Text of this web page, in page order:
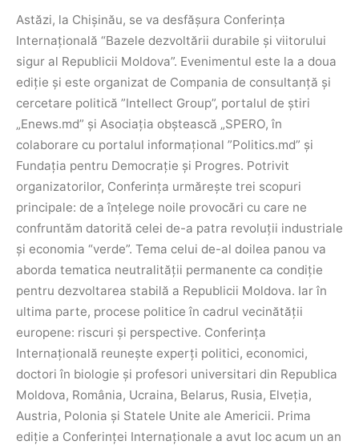
Astăzi, la Chișinău, se va desfășura Conferința
Internațională “Bazele dezvoltării durabile și viitorului
sigur al Republicii Moldova”. Evenimentul este la a doua
ediție și este organizat de Compania de consultanță și
cercetare politică ”Intellect Group”, portalul de știri
„Enews.md” și Asociația obștească „SPERO, în
colaborare cu portalul informațional ”Politics.md” și
Fundația pentru Democrație și Progres. Potrivit
organizatorilor, Conferinţa urmăreşte trei scopuri
principale: de a înțelege noile provocări cu care ne
confruntăm datorită celei de-a patra revoluții industriale
și economia “verde”. Tema celui de-al doilea panou va
aborda tematica neutralității permanente ca condiție
pentru dezvoltarea stabilă a Republicii Moldova. Iar în
ultima parte, procese politice în cadrul vecinătății
europene: riscuri și perspective. Conferința
Internațională reuneşte experți politici, economici,
doctori în biologie și profesori universitari din Republica
Moldova, România, Ucraina, Belarus, Rusia, Elveția,
Austria, Polonia și Statele Unite ale Americii. Prima
ediție a Conferinței Internaționale a avut loc acum un an